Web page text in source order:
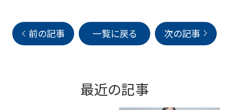
前の記事 一覧に戻る 次の記事
最近の記事